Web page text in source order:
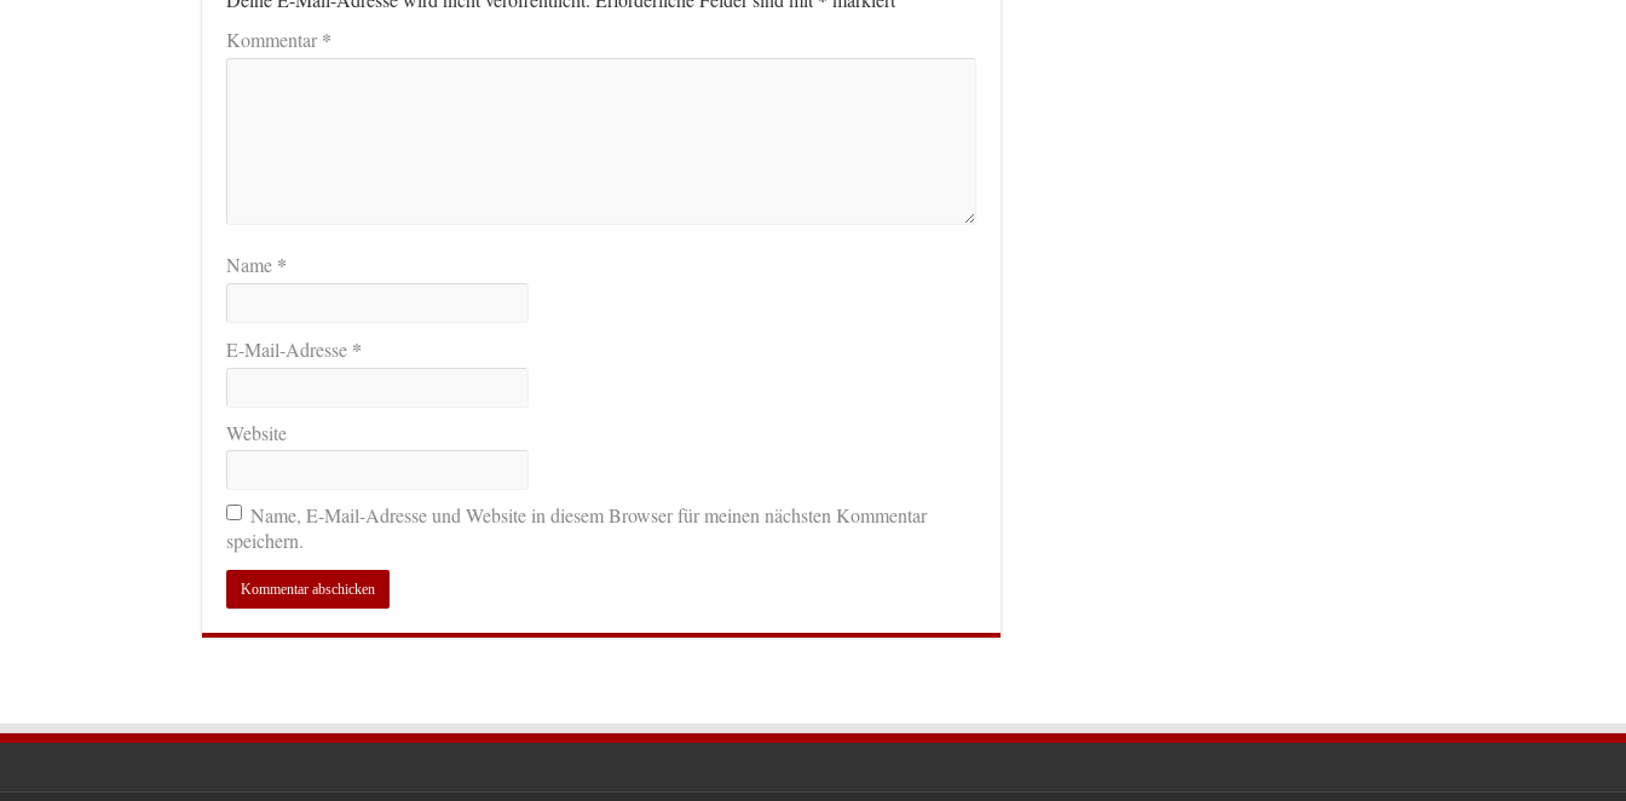
Kommentar*
Name *
E-Mail-Adresse *
Website
Name, E-Mail-Adresse und Website in diesem Browser für meinen nächsten Kommentar
speichern.